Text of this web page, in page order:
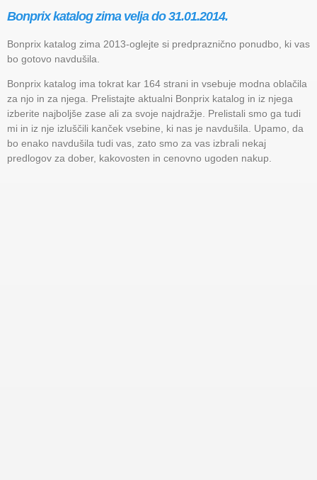
Bonprix katalog zima velja do 31.01.2014.
Bonprix katalog zima 2013-oglejte si predpraznično ponudbo, ki vas
bo gotovo navdušila.
Bonprix katalog ima tokrat kar 164 strani in vsebuje modna oblačila
za njo in za njega. Prelistajte aktualni Bonprix katalog in iz njega
izberite najboljše zase ali za svoje najdražje. Prelistali smo ga tudi
mi in iz nje izluščili kanček vsebine, ki nas je navdušila. Upamo, da
bo enako navdušila tudi vas, zato smo za vas izbrali nekaj
predlogov za dober, kakovosten in cenovno ugoden nakup.